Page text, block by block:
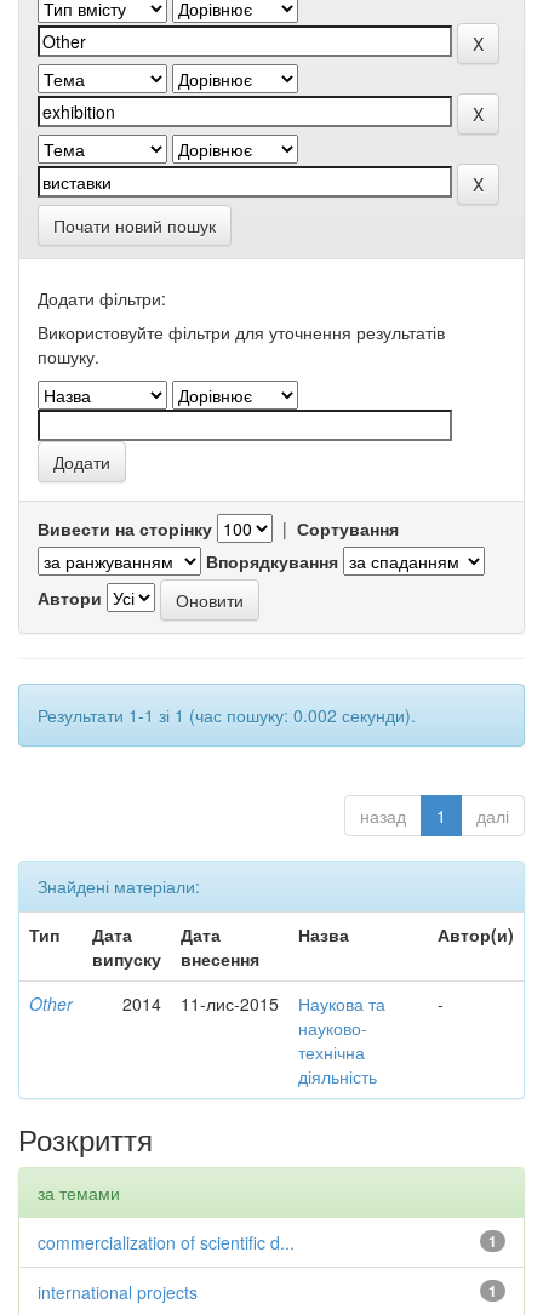
Почати новий пошук
Додати фільтри:
Використовуйте фільтри для уточнення результатів
пошуку.
Вивести на сторінку | Сортування
Впорядкування
Автори
Результати 1-1 зі 1 (час пошуку: 0.002 секунди).
назад 1 далі
Знайдені матеріали:
Тип
Дата
випуску
Дата
внесення
Назва Автор(и)
Other 2014 11-лис-2015
Наукова та
науково-
технічна
діяльність
-
Розкриття
за темами
1
commercialization of scientific d...
1
international projects